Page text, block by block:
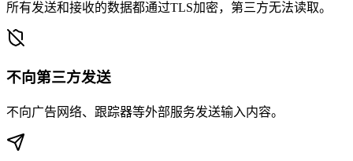
所有发送和接收的数据都通过TLS加密，第三方无法读取。
不向第三方发送
不向广告网络、跟踪器等外部服务发送输入内容。